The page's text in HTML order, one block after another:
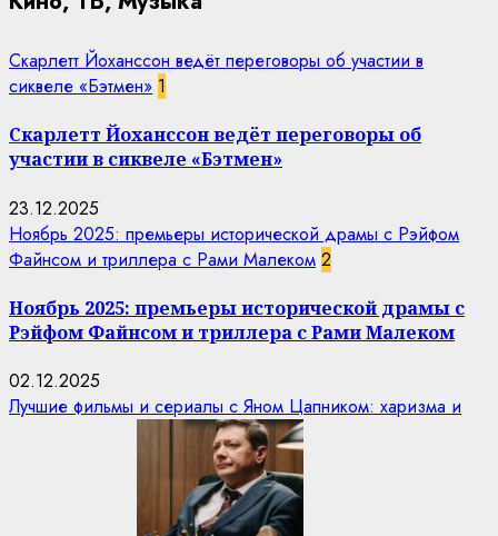
Скарлетт Йоханссон ведёт переговоры об участии в
сиквеле «Бэтмен» 1
Скарлетт Йоханссон ведёт переговоры об
участии в сиквеле «Бэтмен»
23.12.2025
Ноябрь 2025: премьеры исторической драмы с Рэйфом
Файнсом и триллера с Рами Малеком 2
Ноябрь 2025: премьеры исторической драмы с
Рэйфом Файнсом и триллера с Рами Малеком
02.12.2025
Лучшие фильмы и сериалы с Яном Цапником: харизма и